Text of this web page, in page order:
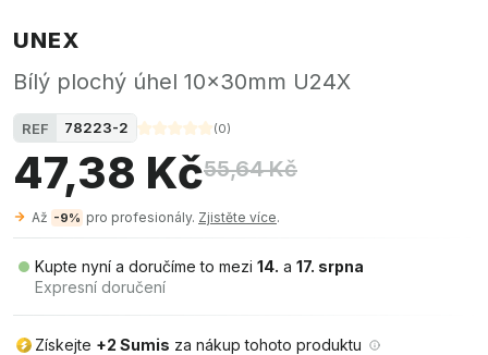
UNEX
Bílý plochý úhel 10x30mm U24X
REF 78223-2 (0)
47,38 Kč55,64 Kč
Až -9% pro profesionály. Zjistěte více.
Kupte nyní a doručíme to mezi 14. a 17. srpna
Expresní doručení
Získejte +2 Sumis za nákup tohoto produktu